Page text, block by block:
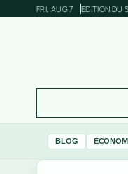
FRI, AUG 7 EDITION DU
BLOG